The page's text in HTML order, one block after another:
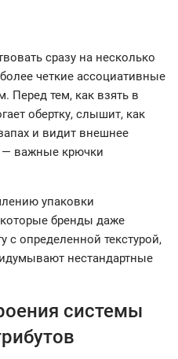
сразу на несколько
четкие ассоциативные
Перед тем, как взять в
обертку, слышит, как
и видит внешнее
важные крючки
упаковки
бренды даже
с определенной текстурой,
нестандартные
системы